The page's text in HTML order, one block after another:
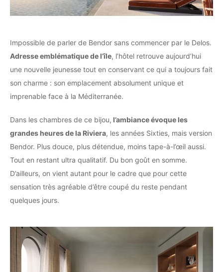
Impossible de parler de Bendor sans commencer par le Delos.
Adresse emblématique de l’île, l’hôtel retrouve aujourd’hui
une nouvelle jeunesse tout en conservant ce qui a toujours fait
son charme : son emplacement absolument unique et
imprenable face à la Méditerranée.
Dans les chambres de ce bijou, l’ambiance évoque les
grandes heures de la Riviera, les années Sixties, mais version
Bendor. Plus douce, plus détendue, moins tape-à-l’œil aussi.
Tout en restant ultra qualitatif. Du bon goût en somme.
D’ailleurs, on vient autant pour le cadre que pour cette
sensation très agréable d’être coupé du reste pendant
quelques jours.